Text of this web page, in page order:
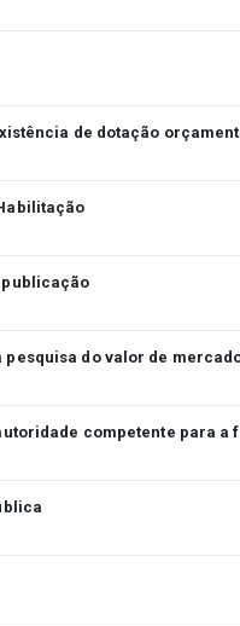
de dotação
publicação
pesquisa do valor de
competente para a